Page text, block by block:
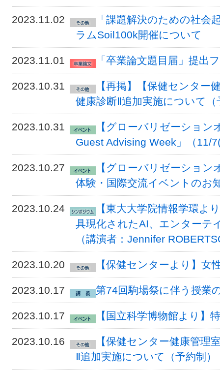
2023.11.02
「課題解決のための社会
ラムSoil100k開催について
2023.11.01 「卒業論文題目届」提出
2023.10.31
【再掲】【保健センター
健康診断Ⅱ追加実施について（
2023.10.31
【グローバリゼーショ
Guest Advising Week」（11/
2023.10.27
【グローバリゼーショ
体験・国際交流イベントのお
2023.10.24
【東大大学院情報学環
具現化されたAI、エンターテ
（講演者：Jennifer
2023.10.20 【保健センターより】女
2023.10.17 第74回駒場祭に伴う授業
2023.10.17 【国立科学博物館より】
2023.10.16
【保健センター健康管理
Ⅱ追加実施について（予約制）